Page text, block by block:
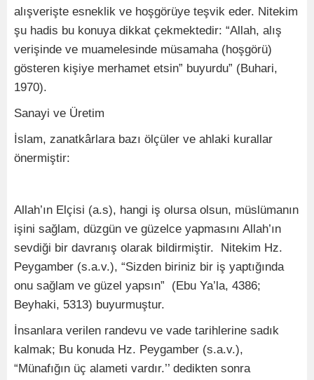
alışverişte esneklik ve hoşgörüye teşvik eder. Nitekim
şu hadis bu konuya dikkat çekmektedir: “Allah, alış
verişinde ve muamelesinde müsamaha (hoşgörü)
gösteren kişiye merhamet etsin” buyurdu” (Buhari,
1970).
Sanayi ve Üretim
İslam, zanatkârlara bazı ölçüler ve ahlaki kurallar
önermiştir:
Allah’ın Elçisi (a.s), hangi iş olursa olsun, müslümanın
işini sağlam, düzgün ve güzelce yapmasını Allah’ın
sevdiği bir davranış olarak bildirmiştir. Nitekim Hz.
Peygamber (s.a.v.), “Sizden biriniz bir iş yaptığında
onu sağlam ve güzel yapsın” (Ebu Ya’la, 4386;
Beyhaki, 5313) buyurmuştur.
İnsanlara verilen randevu ve vade tarihlerine sadık
kalmak; Bu konuda Hz. Peygamber (s.a.v.),
“Münafığın üç alameti vardır.’’ dedikten sonra